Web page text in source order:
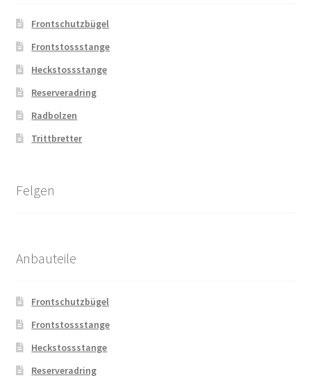
Frontschutzbügel
Frontstossstange
Heckstossstange
Reserveradring
Radbolzen
Trittbretter
Felgen
Anbauteile
Frontschutzbügel
Frontstossstange
Heckstossstange
Reserveradring